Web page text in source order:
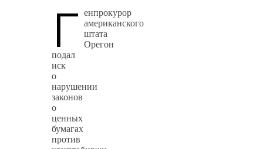
Г енпрокурор
американского
штата
Орегон
подал
иск
о
нарушении
законов
о
ценных
бумагах
против